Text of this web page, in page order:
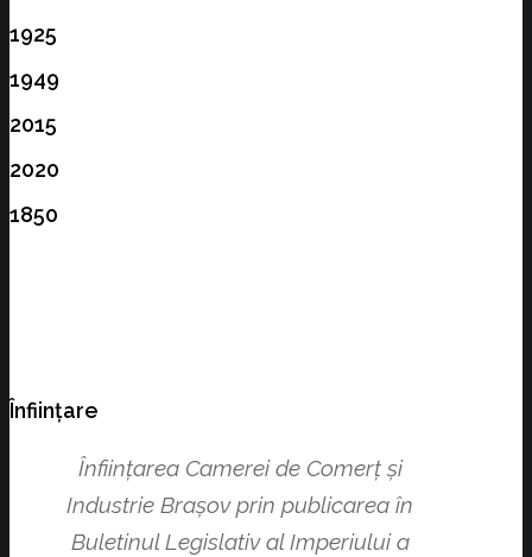
1925
1949
2015
2020
1850
Înființare
Înființarea Camerei de Comerț și
Industrie Brașov prin publicarea în
Buletinul Legislativ al Imperiului a